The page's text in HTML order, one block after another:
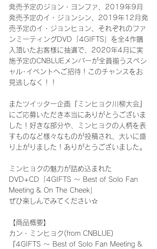
発売予定のジョン・ヨンファ、2019年9月
発売予定のイ・ジョンシン、2019年12月発
売予定のイ・ジョンヒョン、それぞれのファ
ンミーティングDVD「4GIFTS」を全4作購
入頂いたお客様に抽選で、2020年4月に実
施予定のCNBLUEメンバーが全員揃うスペシ
ャル･イベントへご招待！このチャンスをお
見逃しなく！！
またツイッター企画『ミンヒョク川柳大会』
にご応募いただき本当にありがとうございま
した！好きな部分や、ミンヒョクの人柄を表
すものなど様々なものが投稿され、大いに盛
り上がりました！ありがとうございました。
ミンヒョクの魅力が詰め込まれた
DVD+CD「4GIFTS ～ Best of Solo Fan
Meeting & On The Cheek」
ぜひ楽しんでみてください☆
【商品概要】
カン・ミンヒョク(from CNBLUE)
『4GIFTS ～ Best of Solo Fan Meeting &